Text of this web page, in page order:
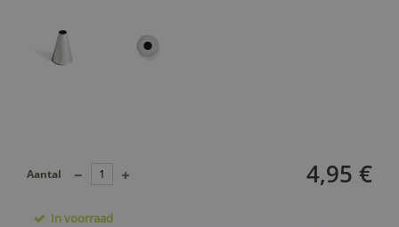
4,95 €
Aantal
In voorraad